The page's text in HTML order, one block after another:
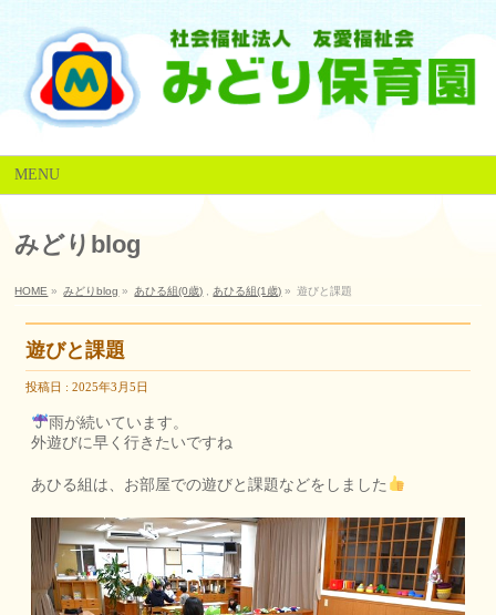
MENU
みどりblog
HOME » みどりblog » あひる組(0歳) あひる組(1歳) » 遊びと課題
遊びと課題
投稿日 : 2025年3月5日
雨が続いています。
外遊びに早く行きたいですね
あひる組は、お部屋での遊びと課題などをしました